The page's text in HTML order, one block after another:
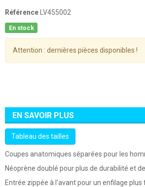
Référence LV455002
En stock
Attention : dernières pièces disponibles !
EN SAVOIR PLUS
Tableau des tailles
Coupes anatomiques séparées pour les
Néoprène doublé pour plus de durabilité et
Entrée zippée à l'avant pour un enfilage plus